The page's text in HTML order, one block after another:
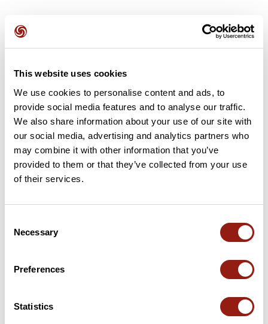
This website uses cookies
We use cookies to personalise content and ads, to
provide social media features and to analyse our traffic.
We also share information about your use of our site with
our social media, advertising and analytics partners who
may combine it with other information that you’ve
provided to them or that they’ve collected from your use
of their services.
Selection
Necessary
Preferences
Statistics
Avis des utilisateurs
Cols le long du parcours
70 km Col de Fambetou 244 m
Résumé
Découvrez ce parcours de vélo de 110,7 km à proximité de
routes. Il présente une ascension cumulée de plus de 1120m.
Prévoyez environ 5 heures et 6 minutes pour réaliser ce